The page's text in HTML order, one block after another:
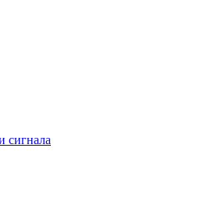
сигнала